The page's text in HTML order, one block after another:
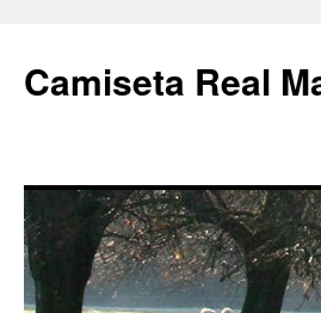
Camiseta Real